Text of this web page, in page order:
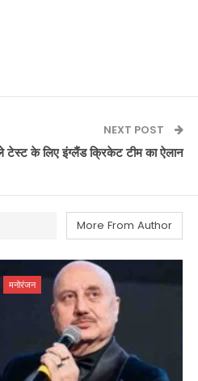
NEXT POST
टेस्ट के लिए इंग्लैंड क्रिकेट टीम का ऐलान
More From Author
मनोरंजन